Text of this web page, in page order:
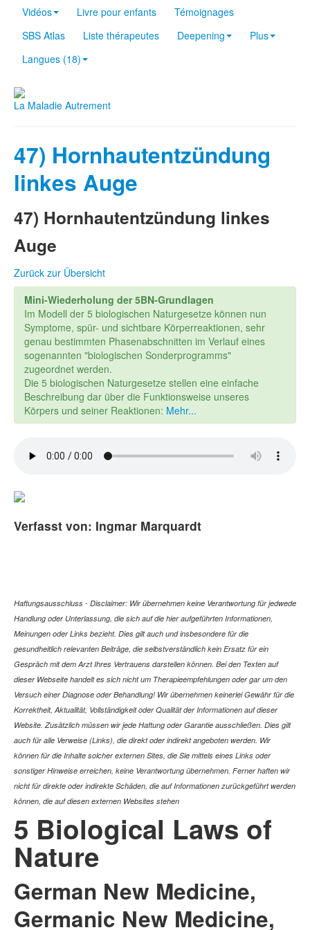
Vidéos Livre pour enfants
Témoignages
SBS Atlas
Liste thérapeutes Deepening
Plus
Langues (18)
La Maladie Autrement
47) Hornhautentzündung
linkes Auge
47) Hornhautentzündung linkes
Auge
Zurück zur Übersicht
Mini-Wiederholung der 5BN-Grundlagen
Im Modell der 5 biologischen Naturgesetze können nun
Symptome, spür- und sichtbare Körperreaktionen, sehr
genau bestimmten Phasenabschnitten im Verlauf eines
sogenannten "biologischen Sonderprogramms"
zugeordnet werden.
Die 5 biologischen Naturgesetze stellen eine einfache
Beschreibung dar über die Funktionsweise unseres
Körpers und seiner Reaktionen: Mehr...
Verfasst von: Ingmar Marquardt
Haftungsausschluss - Disclaimer: Wir übernehmen keine Verantwortung für jedwede
Handlung oder Unterlassung, die sich auf die hier aufgeführten Informationen,
Meinungen oder Links bezieht. Dies gilt auch und insbesondere für die
gesundheitlich relevanten Beiträge, die selbstverständlich kein Ersatz für ein
Gespräch mit dem Arzt Ihres Vertrauens darstellen können. Bei den Texten auf
dieser Webseite handelt es sich nicht um Therapieempfehlungen oder gar um den
Versuch einer Diagnose oder Behandlung! Wir übernehmen keinerlei Gewähr für die
Korrektheit, Aktualität, Vollständigkeit oder Qualität der Informationen auf dieser
Website. Zusätzlich müssen wir jede Haftung oder Garantie ausschließen. Dies gilt
auch für alle Verweise (Links), die direkt oder indirekt angeboten werden. Wir
können für die Inhalte solcher externen Sites, die Sie mittels eines Links oder
sonstiger Hinweise erreichen, keine Verantwortung übernehmen. Ferner haften wir
nicht für direkte oder indirekte Schäden, die auf Informationen zurückgeführt werden
können, die auf diesen externen Websites stehen
5 Biological Laws of
Nature
German New Medicine,
Germanic New Medicine,